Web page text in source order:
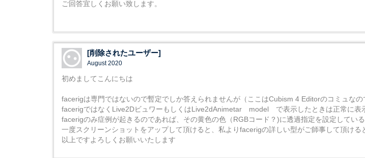
ご回答宜しくお願い致します。
[削除されたユーザー]
August 2020
初めましてこんにちは
facerigは専門ではないので暫定でしか答えられませんが（ここはCubism 4 Editorのコミュなの
facerigではなくLive2DビュワーもしくはLive2dAnimetar model で表示したときは正常に表
facerigのみ症例が起きるのであれば、その黄色の色（RGBコード？)に透過指定を設定してい
一度スクリーンショットをアップして頂けると、私よりfacerigの詳しい型がご師事して頂ける
以上ですよろしくお願いいたします